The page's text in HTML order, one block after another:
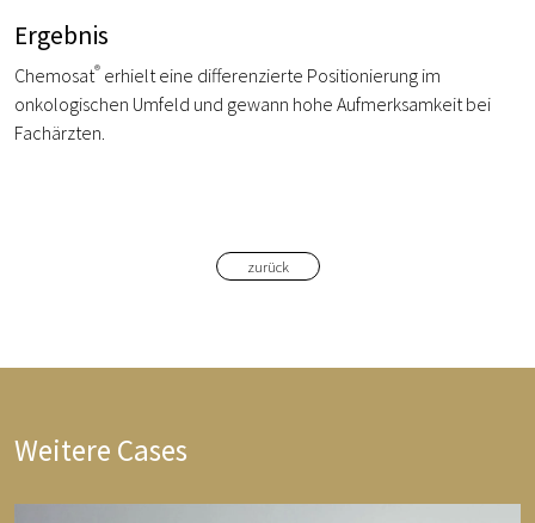
Ergebnis
Chemosat® erhielt eine differenzierte Positionierung im
onkologischen Umfeld und gewann hohe Aufmerksamkeit bei
Fachärzten.
zurück
Weitere Cases